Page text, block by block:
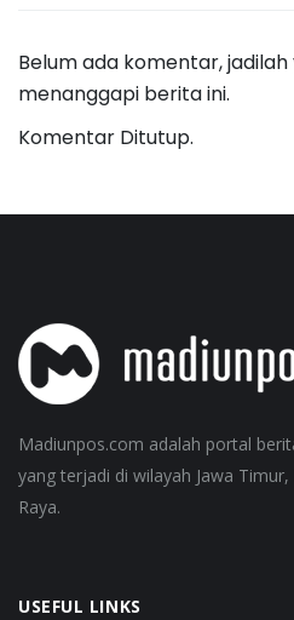
Belum ada komentar,
menanggapi berita ini.
Komentar Ditutup.
Madiunpos.com adalah portal
yang terjadi di wilayah Jawa
Raya.
USEFUL LINKS